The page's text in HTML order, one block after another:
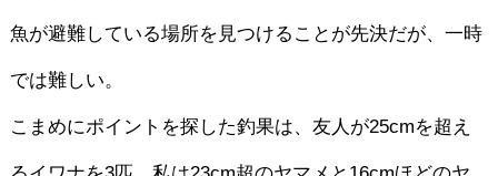
魚が避難している場所を見つけることが先決だが、一時
では難しい。
こまめにポイントを探した釣果は、友人が25cmを超え